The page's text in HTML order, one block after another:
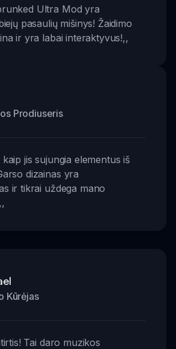
Ultra Mod yra
pasaulių mišinys! Žaidimo
ir yra labai interaktyvus!,,
Prodiuseris
jis sujungia elementus iš
dizainas yra
ir tikrai uždega mano
,,
Kūrėjas
Tai daro muzikos